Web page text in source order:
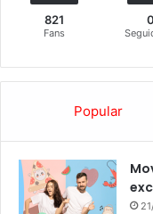
821
Fans
0
Popular